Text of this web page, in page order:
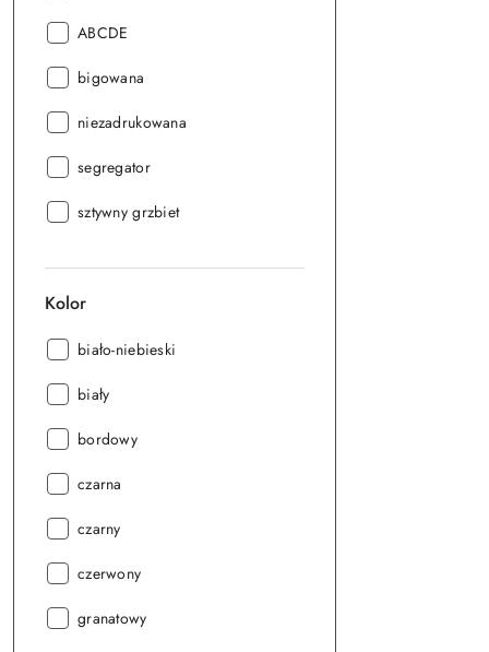
Seria:
ABCDE
Seria:
bigowana
Seria:
niezadrukowana
Seria:
segregator
Seria:
sztywny grzbiet
Kolor
Kolor:
biało-niebieski
Kolor:
biały
Kolor:
bordowy
Kolor:
czarna
Kolor:
czarny
Kolor:
czerwony
Kolor:
granatowy